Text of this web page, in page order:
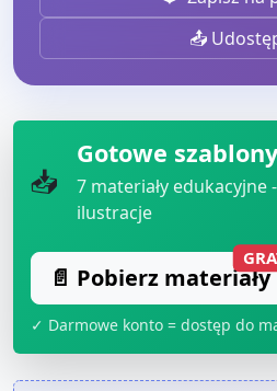
📤
📥
Gotowe
7 materiały edukacyjne
ilustracje
📄 Pobierz materiały
✓ Darmowe konto = dostęp do